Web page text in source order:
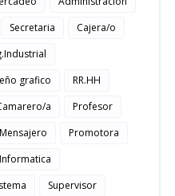
Secretaria
Cajera/o
grafico
RR.HH
a
Profesor
Mensajero
Promotora
Informatica
Supervisor